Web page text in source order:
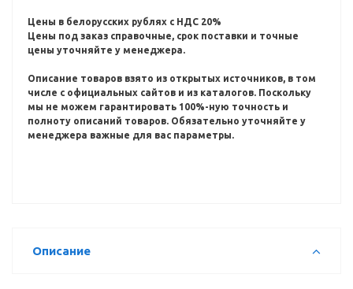
Цены в белорусских рублях с НДС 20%
Цены под заказ справочные, срок поставки и точные
цены уточняйте у менеджера.
Описание товаров взято из открытых источников, в том
числе с официальных сайтов и из каталогов. Поскольку
мы не можем гарантировать 100%-ную точность и
полноту описаний товаров. Обязательно уточняйте у
менеджера важные для вас параметры.
Описание